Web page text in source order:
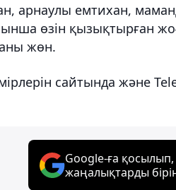
арнаулы емтихан,
өзін қызықтырған
жөн.
сайтында және
Google-ға қосылып,
жаңалықтарды